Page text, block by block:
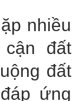
nhiều
cận đất
đất
ứng